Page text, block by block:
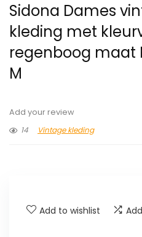
Sidona Dames
kleding met
regenboog maat
M
Add your review
14
Vintage kleding
Add to wishlist